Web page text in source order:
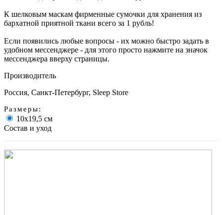
К шелковым маскам фирменные сумочки для хранения из
бархатной приятной ткани всего за 1 рубль!
Если появились любые вопросы - их можно быстро задать в
удобном мессенджере - для этого просто нажмите на значок
мессенджера вверху страницы.
Производитель
Россия, Санкт-Петербург, Sleep Store
Размеры:
10х19,5 см
Состав и уход